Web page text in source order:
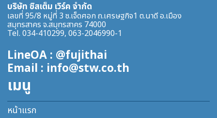
บริษัท ซิสเต็ม เวิร์ค จำกัด
เลขที่ 95/8 หมู่ที่ 3 ซ.เจ็ดศอก ถ.เศรษฐกิจ1 ต.นาดี อ.เมือง
สมุทรสาคร จ.สมุทรสาคร 74000
Tel. 034-410299, 063-2046990-1
LineOA : @fujithai
Email : info@stw.co.th
เมนู
หน้าแรก